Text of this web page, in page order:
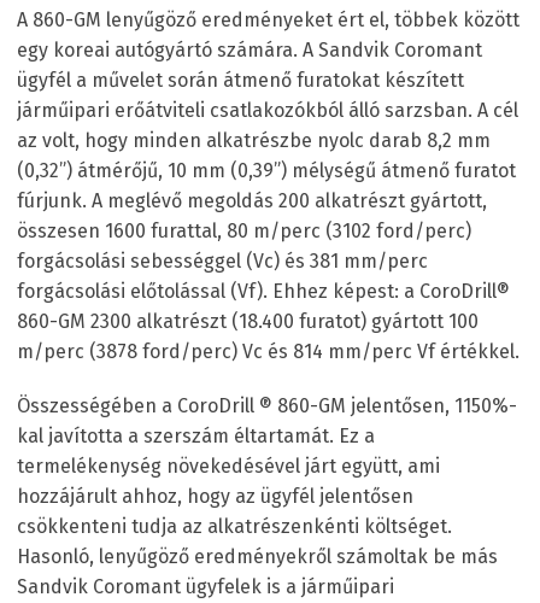
A 860-GM lenyűgöző eredményeket ért el, többek között
egy koreai autógyártó számára. A Sandvik Coromant
ügyfél a művelet során átmenő furatokat készített
járműipari erőátviteli csatlakozókból álló sarzsban. A cél
az volt, hogy minden alkatrészbe nyolc darab 8,2 mm
(0,32”) átmérőjű, 10 mm (0,39”) mélységű átmenő furatot
fúrjunk. A meglévő megoldás 200 alkatrészt gyártott,
összesen 1600 furattal, 80 m/perc (3102 ford/perc)
forgácsolási sebességgel (Vc) és 381 mm/perc
forgácsolási előtolással (Vf). Ehhez képest: a CoroDrill®
860-GM 2300 alkatrészt (18.400 furatot) gyártott 100
m/perc (3878 ford/perc) Vc és 814 mm/perc Vf értékkel.
Összességében a CoroDrill ® 860-GM jelentősen, 1150%-
kal javította a szerszám éltartamát. Ez a
termelékenység növekedésével járt együtt, ami
hozzájárult ahhoz, hogy az ügyfél jelentősen
csökkenteni tudja az alkatrészenkénti költséget.
Hasonló, lenyűgöző eredményekről számoltak be más
Sandvik Coromant ügyfelek is a járműipari